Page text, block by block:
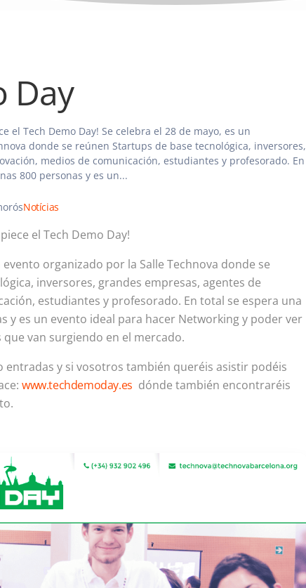
Day
el Tech Demo Day! Se celebra el 28 de mayo, es un
donde se reúnen Startups de base tecnológica, inversores,
medios de comunicación, estudiantes y profesorado. En
800 personas y es un...
Notícias
el Tech Demo Day!
evento organizado por la Salle Technova donde se
inversores, grandes empresas, agentes de
estudiantes y profesorado. En total se espera una
y es un evento ideal para hacer Networking y poder ver
van surgiendo en el mercado.
entradas y si vosotros también queréis asistir podéis
www.techdemoday.es dónde también encontraréis